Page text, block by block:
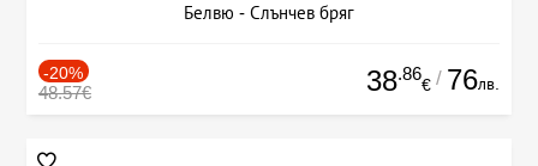
Белвю - Слънчев бряг
-20%
48.57€ 38.86
€ / 76лв.